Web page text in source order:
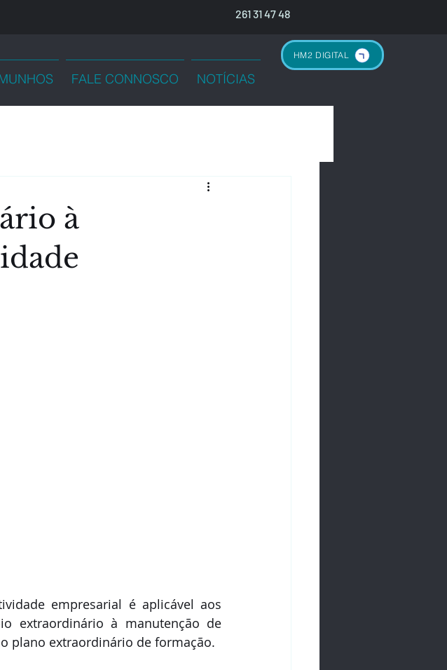
261 31 47 48
FALE CONNOSCO NOTÍCIAS
HM2 DIGITAL
à
empresarial é aplicável aos
extraordinário à manutenção de
plano extraordinário de formação.